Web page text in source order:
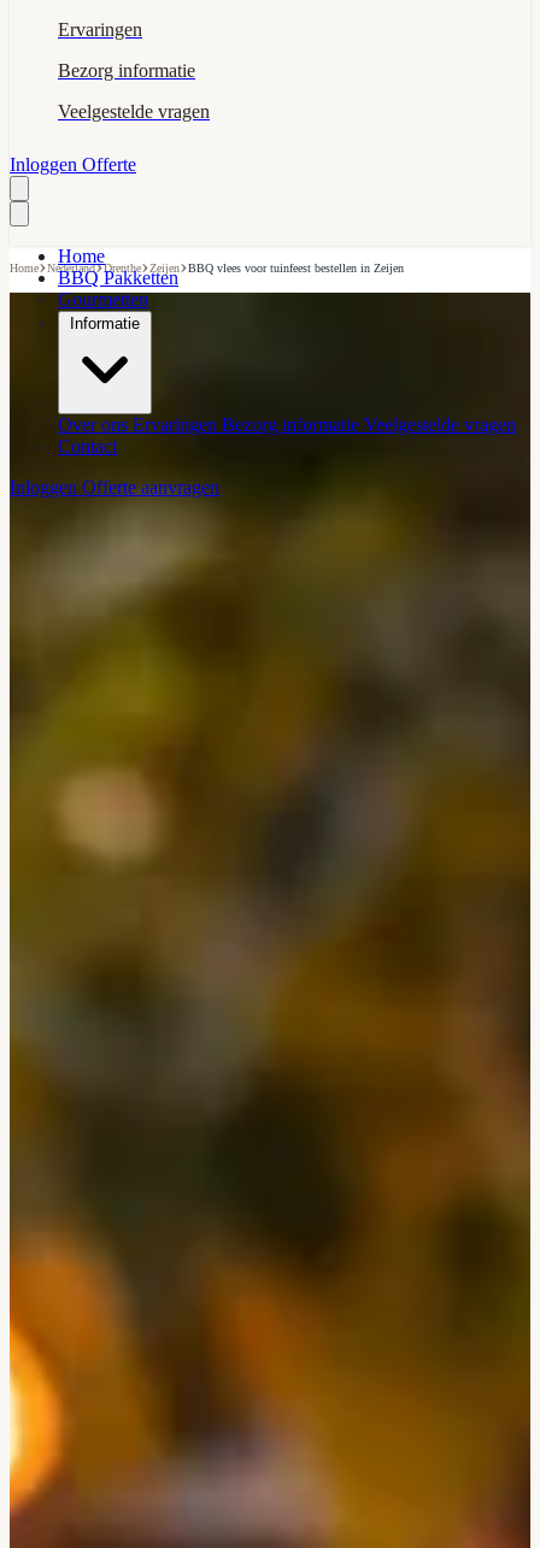
Ervaringen
Bezorg informatie
Veelgestelde vragen
Inloggen Offerte
Home
BBQ Pakketten
Gourmetten
Informatie
Over ons Ervaringen Bezorg informatie Veelgestelde vragen
Contact
Inloggen Offerte aanvragen
Home›Nederland›Drenthe›Zeijen›BBQ vlees voor tuinfeest bestellen in Zeijen